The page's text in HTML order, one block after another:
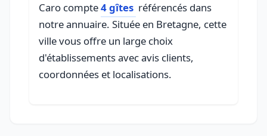
Caro compte4 gîtes référencés dans
notre annuaire. Située en Bretagne, cette
ville vous offre un large choix
d'établissements avec avis clients,
coordonnées et localisations.